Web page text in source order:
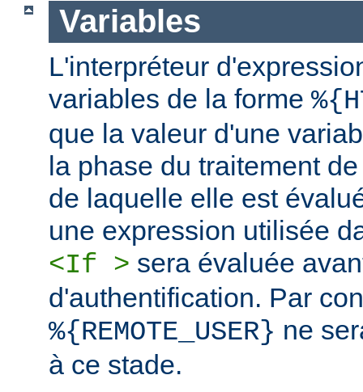
Variables
L'interpréteur
variables de la forme
que la valeur d'une
la phase du traitement
de laquelle elle est
une expression utilisée
<If > sera évaluée
d'authentification. Par
%{REMOTE_USER} ne
à ce stade.